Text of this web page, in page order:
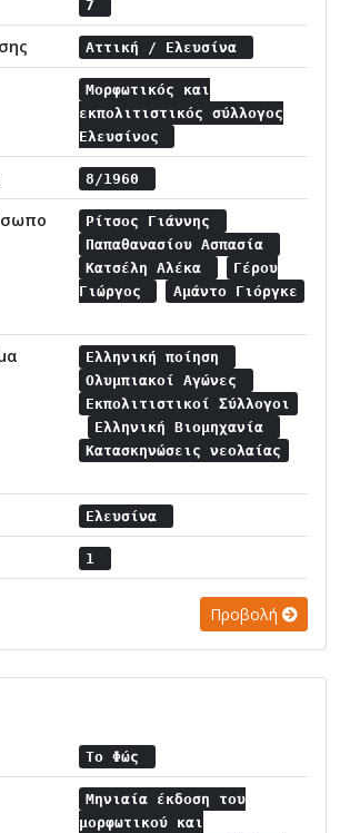
7
Αττική / Ελευσίνα
Μορφωτικός και
εκπολιτιστικός σύλλογος
Ελευσίνος
8/1960
Ρίτσος Γιάννης
Παπαθανασίου Ασπασία
Κατσέλη Αλέκα
Γέρου
Γιώργος
Αμάντο Γιόργκε
Ελληνική ποίηση
Ολυμπιακοί Αγώνες
Εκπολιτιστικοί Σύλλογοι
Ελληνική Βιομηχανία
Κατασκηνώσεις νεολαίας
Ελευσίνα
1
Προβολή
Το Φώς
Μηνιαία έκδοση του
μορφωτικού και